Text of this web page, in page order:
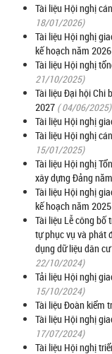
Tài liệu Hội nghị
18/01/2026)
Tài liệu Hội nghị
kế hoạch năm 2026
Tài liệu Hội nghị
21/10/2025)
Tài liệu Đại hội Chi
2027 ( 04/06/2025)
Tài liệu Hội nghị
Tài liệu Hội nghị
15/01/2025)
Tài liệu Hội nghị
xây dựng Đảng
Tài liệu Hội nghị
kế hoạch năm 2025
Tài liệu Lễ công bố
tự phục vụ và phát
dụng dữ liệu dân
22/10/2024)
Tải liệu Hội nghị
15/10/2024)
Tài liệu Đoàn kiểm
Tài liệu Hội nghị
17/07/2024)
Tài liệu Hội nghị